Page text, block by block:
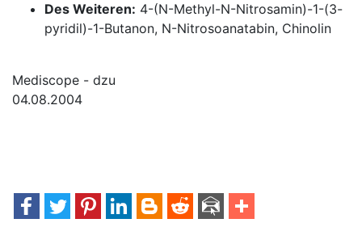
Des Weiteren: 4-(N-Methyl-N-Nitrosamin)-1-(3-
pyridil)-1-Butanon, N-Nitrosoanatabin, Chinolin
Mediscope - dzu
04.08.2004